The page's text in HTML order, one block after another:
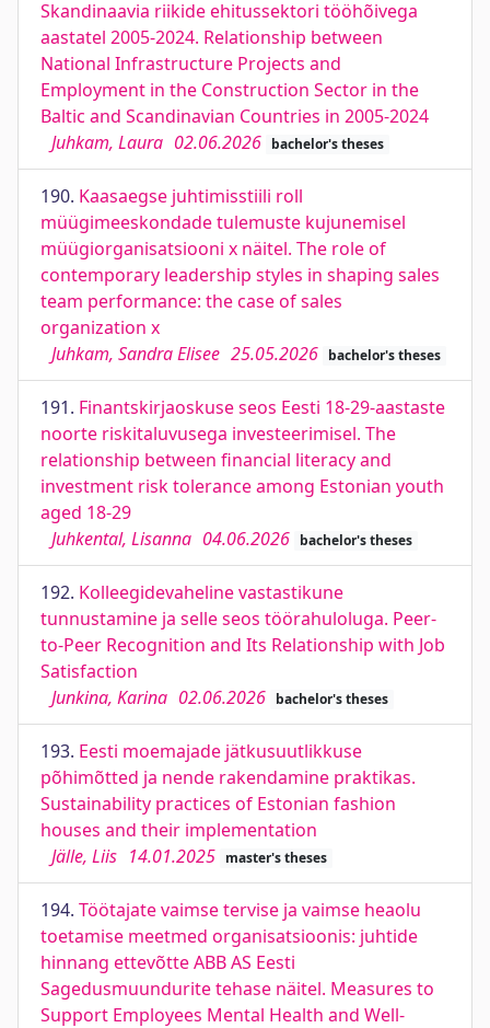
Skandinaavia riikide ehitussektori tööhõivega
aastatel 2005-2024. Relationship between
National Infrastructure Projects and
Employment in the Construction Sector in the
Baltic and Scandinavian Countries in 2005-2024
Juhkam, Laura 02.06.2026 bachelor's theses
190. Kaasaegse juhtimisstiili roll
müügimeeskondade tulemuste kujunemisel
müügiorganisatsiooni x näitel. The role of
contemporary leadership styles in shaping sales
team performance: the case of sales
organization x
Juhkam, Sandra Elisee 25.05.2026 bachelor's theses
191. Finantskirjaoskuse seos Eesti 18-29-aastaste
noorte riskitaluvusega investeerimisel. The
relationship between financial literacy and
investment risk tolerance among Estonian youth
aged 18-29
Juhkental, Lisanna 04.06.2026 bachelor's theses
192. Kolleegidevaheline vastastikune
tunnustamine ja selle seos töörahuloluga. Peer-
to-Peer Recognition and Its Relationship with Job
Satisfaction
Junkina, Karina 02.06.2026 bachelor's theses
193. Eesti moemajade jätkusuutlikkuse
põhimõtted ja nende rakendamine praktikas.
Sustainability practices of Estonian fashion
houses and their implementation
Jälle, Liis 14.01.2025 master's theses
194. Töötajate vaimse tervise ja vaimse heaolu
toetamise meetmed organisatsioonis: juhtide
hinnang ettevõtte ABB AS Eesti
Sagedusmuundurite tehase näitel. Measures to
Support Employees Mental Health and Well-